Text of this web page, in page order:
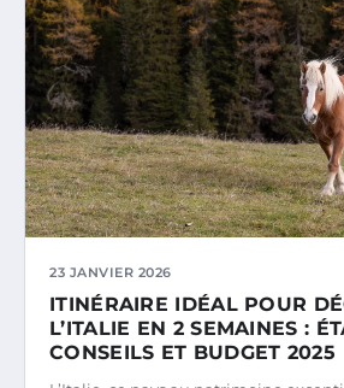
23 JANVIER 2026
ITINÉRAIRE IDÉAL POUR
L’ITALIE EN 2 SEMAINES :
CONSEILS ET BUDGET 2025